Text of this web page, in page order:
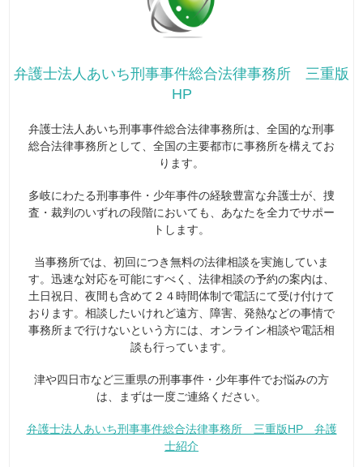
弁護士法人あいち刑事事件総合法律事務所 三重版
HP
弁護士法人あいち刑事事件総合法律事務所は、全国的な刑事
総合法律事務所として、全国の主要都市に事務所を構えてお
ります。
多岐にわたる刑事事件・少年事件の経験豊富な弁護士が、捜
査・裁判のいずれの段階においても、あなたを全力でサポー
トします。
当事務所では、初回につき無料の法律相談を実施していま
す。迅速な対応を可能にすべく、法律相談の予約の案内は、
土日祝日、夜間も含めて２４時間体制で電話にて受け付けて
おります。相談したいけれど遠方、障害、発熱などの事情で
事務所まで行けないという方には、オンライン相談や電話相
談も行っています。
津や四日市など三重県の刑事事件・少年事件でお悩みの方
は、まずは一度ご連絡ください。
弁護士法人あいち刑事事件総合法律事務所 三重版HP 弁護
士紹介